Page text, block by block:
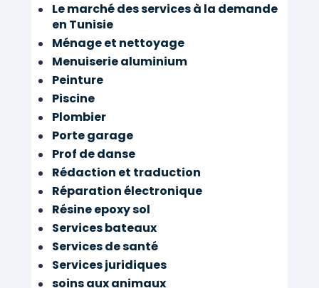
Le marché des services à la demande
en Tunisie
Ménage et nettoyage
Menuiserie aluminium
Peinture
Piscine
Plombier
Porte garage
Prof de danse
Rédaction et traduction
Réparation électronique
Résine epoxy sol
Services bateaux
Services de santé
Services juridiques
soins aux animaux